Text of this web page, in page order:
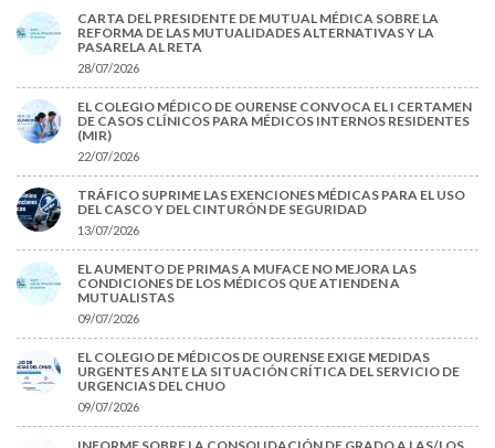
CARTA DEL PRESIDENTE DE MUTUAL MÉDICA SOBRE LA
REFORMA DE LAS MUTUALIDADES ALTERNATIVAS Y LA
PASARELA AL RETA
28/07/2026
EL COLEGIO MÉDICO DE OURENSE CONVOCA EL I CERTAMEN
DE CASOS CLÍNICOS PARA MÉDICOS INTERNOS RESIDENTES
(MIR)
22/07/2026
TRÁFICO SUPRIME LAS EXENCIONES MÉDICAS PARA EL USO
DEL CASCO Y DEL CINTURÓN DE SEGURIDAD
13/07/2026
EL AUMENTO DE PRIMAS A MUFACE NO MEJORA LAS
CONDICIONES DE LOS MÉDICOS QUE ATIENDEN A
MUTUALISTAS
09/07/2026
EL COLEGIO DE MÉDICOS DE OURENSE EXIGE MEDIDAS
URGENTES ANTE LA SITUACIÓN CRÍTICA DEL SERVICIO DE
URGENCIAS DEL CHUO
09/07/2026